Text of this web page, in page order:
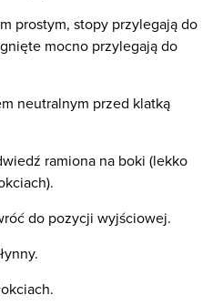
prostym, stopy przylegają do
mocno przylegają do
neutralnym przed klatką
ramiona na boki (lekko
do pozycji wyjściowej.